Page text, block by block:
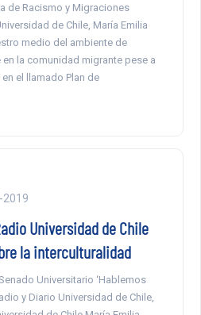
de Racismo y Migraciones
de Chile, María Emilia
medio del ambiente de
la comunidad migrante pese a
el llamado Plan de
2019
Universidad de Chile
la interculturalidad
Universitario ‘Hablemos
y Diario Universidad de Chile,